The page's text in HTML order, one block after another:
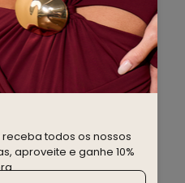
todos os nossos
aproveite e ganhe 10%